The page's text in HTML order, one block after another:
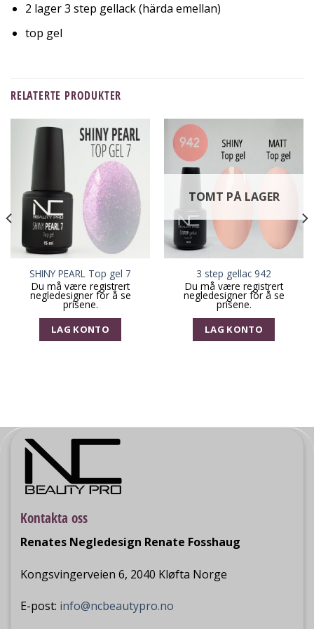
2 lager 3 step gellack (härda emellan)
top gel
RELATERTE PRODUKTER
SHINY PEARL Top gel 7
Du må være registrert
negledesigner for å se
prisene.
LAG KONTO
TOMT PÅ LAGER
3 step gellac 942
Du må være registrert
negledesigner for å se
prisene.
LAG KONTO
Kontakta oss
Renates Negledesign Renate Fosshaug
Kongsvingerveien 6, 2040 Kløfta Norge
E-post: info@ncbeautypro.no